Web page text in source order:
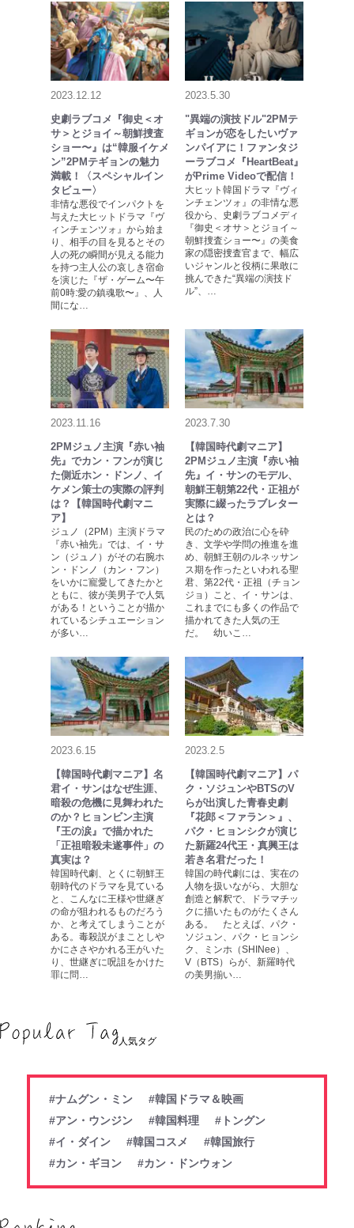
2023.12.12
史劇ラブコメ『御史＜オ
サ＞とジョイ～朝鮮捜査
ショー〜』は“韓服イケメ
ン”2PMテギョンの魅力
満載！〈スペシャルイン
タビュー〉
非情な悪役でインパクトを
与えた大ヒットドラマ『ヴ
ィンチェンツォ』から始ま
り、相手の目を見るとその
人の死の瞬間が見える能力
を持つ主人公の哀しき宿命
を演じた『ザ・ゲーム〜午
前0時:愛の鎮魂歌〜』、人
間にな…
2023.5.30
"異端の演技ドル"2PMテ
ギョンが恋をしたいヴァ
ンパイアに！ファンタジ
ーラブコメ『HeartBeat』
がPrime Videoで配信！
大ヒット韓国ドラマ『ヴィ
ンチェンツォ』の非情な悪
役から、史劇ラブコメディ
『御史＜オサ＞とジョイ～
朝鮮捜査ショー〜』の美食
家の隠密捜査官まで、幅広
いジャンルと役柄に果敢に
挑んできた“異端の演技ド
ル”、…
2023.11.16
2PMジュノ主演『赤い袖
先』でカン・フンが演じ
た側近ホン・ドンノ、イ
ケメン策士の実際の評判
は？【韓国時代劇マニ
ア】
ジュノ（2PM）主演ドラマ
『赤い袖先』では、イ・サ
ン（ジュノ）がその右腕ホ
ン・ドンノ（カン・フン）
をいかに寵愛してきたかと
ともに、彼が美男子で人気
がある！ということが描か
れているシチュエーション
が多い…
2023.7.30
【韓国時代劇マニア】
2PMジュノ主演『赤い袖
先』イ・サンのモデル、
朝鮮王朝第22代・正祖が
実際に綴ったラブレター
とは？
民のための政治に心を砕
き、文学や学問の推進を進
め、朝鮮王朝のルネッサン
ス期を作ったといわれる聖
君、第22代・正祖（チョン
ジョ）こと、イ・サンは、
これまでにも多くの作品で
描かれてきた人気の王
だ。 幼いこ…
2023.6.15
【韓国時代劇マニア】名
君イ・サンはなぜ生涯、
暗殺の危機に見舞われた
のか？ヒョンビン主演
『王の涙』で描かれた
「正祖暗殺未遂事件」の
真実は？
韓国時代劇、とくに朝鮮王
朝時代のドラマを見ている
と、こんなに王様や世継ぎ
の命が狙われるものだろう
か、と考えてしまうことが
ある。毒殺説がまことしや
かにささやかれる王がいた
り、世継ぎに呪詛をかけた
罪に問…
2023.2.5
【韓国時代劇マニア】パ
ク・ソジュンやBTSのV
らが出演した青春史劇
『花郎＜ファラン＞』、
パク・ヒョンシクが演じ
た新羅24代王・真興王は
若き名君だった！
韓国の時代劇には、実在の
人物を扱いながら、大胆な
創造と解釈で、ドラマチッ
クに描いたものがたくさん
ある。 たとえば、パク・
ソジュン、パク・ヒョンシ
ク、ミンホ（SHINee）、
V（BTS）らが、新羅時代
の美男揃い…
人気タグ
#ナムグン・ミン
#韓国ドラマ＆映画
#アン・ウンジン
#韓国料理
#トングン
#イ・ダイン
#韓国コスメ
#韓国旅行
#カン・ギヨン
#カン・ドンウォン